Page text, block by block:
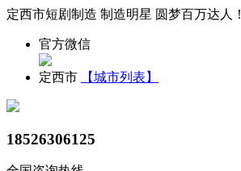
定西市短剧制造 制造明星 圆梦百万达人！
官方微信
定西市 【城市列表】
18526306125